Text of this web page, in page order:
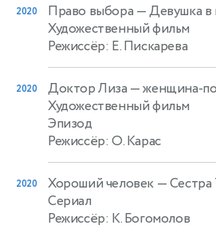
2020 Право выбора — Девушка в
Художественный фильм
Режиссёр: Е. Пискарева
2020 Доктор Лиза — женщина-
Художественный фильм
Эпизод
Режиссёр: О. Карас
2020 Хороший человек — Сестра
Сериал
Режиссёр: К. Богомолов